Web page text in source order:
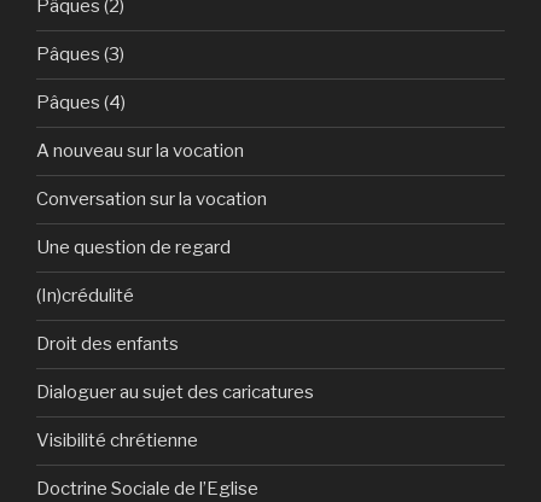
Pâques (2)
Pâques (3)
Pâques (4)
A nouveau sur la vocation
Conversation sur la vocation
Une question de regard
(In)crédulité
Droit des enfants
Dialoguer au sujet des caricatures
Visibilité chrétienne
Doctrine Sociale de l’Eglise